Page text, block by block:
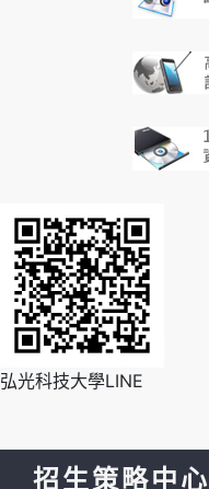
弘光科技大學LINE
招生策略中心